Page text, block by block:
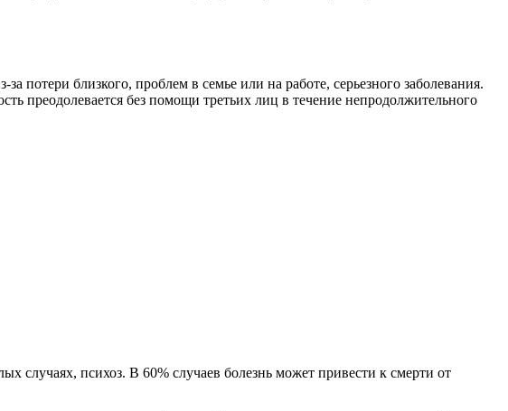
потери близкого, проблем в семье или на работе, серьезного заболевания.
преодолевается без помощи третьих лиц в течение непродолжительного
случаях, психоз. В 60% случаев болезнь может привести к смерти от